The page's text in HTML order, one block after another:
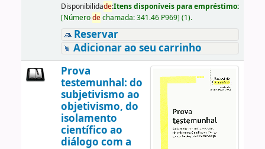
Disponibilidade:Itens disponíveis para empréstimo:
[Númerodechamada:341.46 P969] (1).
Reservar
Adicionar ao seu carrinho
Prova
testemunhal: do
subjetivismo ao
objetivismo, do
isolamento
científico ao
diálogo com a